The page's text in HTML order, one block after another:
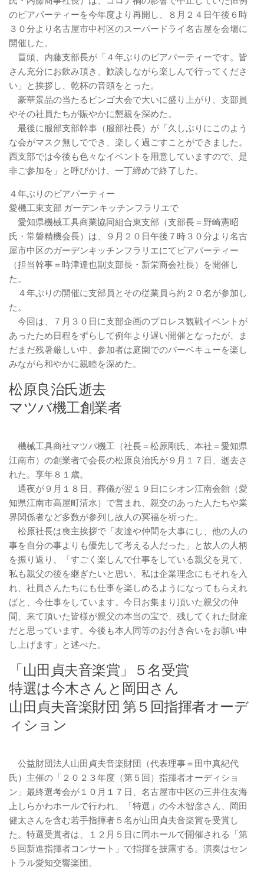
のビアパーティーを今年度より再開し、８月２４日午後６時
３０分より名古屋市中村区のスーパードライ名古屋を会場に
開催した。
冒頭、内藤支部長が「４年ぶりのビアパーティーです。皆
さん充分にお飲み頂き、歓談しながら楽しんで行ってくださ
い」と挨拶し、乾杯の音頭をとった。
豪華景品の当たるビンゴ大会で大いに盛り上がり、支部員
やその社員たちが賑やかに懇親を深めた。
最後に服部支部幹事（服部社長）が「久しぶりにこのよう
な会がマスク無しででき、楽しく過ごすことができました。
西支部では今後も色々なイベントを用意していますので、是
非ご参加を」と呼びかけ、一丁締めで終了した。
４年ぶりのビアパーティー
愛機工東支部 ガーデンキッチンフラリエで
愛知県機械工具商業協同組合東支部（支部長＝野崎憲昭
氏・常磐精機会長）は、９月２０日午後７時３０分より名古
屋市中区のガーデンキッチンフラリエにてビアパーティー
（担当幹事＝時津達也副支部長・新栄商会社長）を開催し
た。
４年ぶりの開催に支部員とその従業員ら約２０名が参加し
た。
今回は、７月３０日に支部企画のプロレス観戦イベントが
あったため日程をずらして例年より遅い開催となったが、ま
だまだ残暑厳しい中、参加者は庭園でのバーベキューを楽し
みながら和やかに親睦を深めた。
松原良治氏逝去
マツバ機工創業者
機械工具商社マツバ機工（社長＝松原剛氏、本社＝愛知県
江南市）の創業者で会長の松原良治氏が９月１７日、逝去さ
れた。享年８１歳。
通夜が９月１８日、葬儀が翌１９日にシオン江南会館（愛
知県江南市高屋町清水）で営まれ、親交のあった人たちや業
界関係者など多数が参列し故人の冥福を祈った。
松原社長は喪主挨拶で「友達や仲間を大事にし、他の人の
事を自分の事よりも優先して考える人だった」と故人の人柄
を振り返り、「すごく楽しんで仕事をしている親父を見て、
私も親父の後を継ぎたいと思い、私は企業理念にもそれを入
れ、社員さんたちにも仕事を楽しめるようになってもらえれ
ばと、今仕事をしています。今日お集まり頂いた親父の仲
間、来て頂いた皆様が親父の本当の宝で、残してくれた財産
だと思っています。今後も本人同等のお付き合いをお願い申
し上げます」と述べた。
「山田貞夫音楽賞」５名受賞
特選は今木さんと岡田さん
山田貞夫音楽財団 第５回指揮者オーデ
ィション
公益財団法人山田貞夫音楽財団（代表理事＝田中真紀代
氏）主催の「２０２３年度（第５回）指揮者オーディショ
ン」最終選考会が１０月１７日、名古屋市中区の三井住友海
上しらかわホールで行われ、「特選」の今木智彦さん、岡田
健太さんを含む若手指揮者５名が山田貞夫音楽賞を受賞し
た。特選受賞者は、１２月５日に同ホールで開催される「第
５回新進指揮者コンサート」で指揮を披露する。演奏はセン
トラル愛知交響楽団。